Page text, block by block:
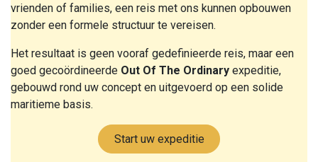
vrienden of families, een reis met ons kunnen opbouwen
zonder een formele structuur te vereisen.
Het resultaat is geen vooraf gedefinieerde reis, maar een
goed gecoördineerde Out Of The Ordinary expeditie,
gebouwd rond uw concept en uitgevoerd op een solide
maritieme basis.
Start uw expeditie